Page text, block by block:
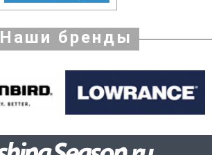
Наши бренды